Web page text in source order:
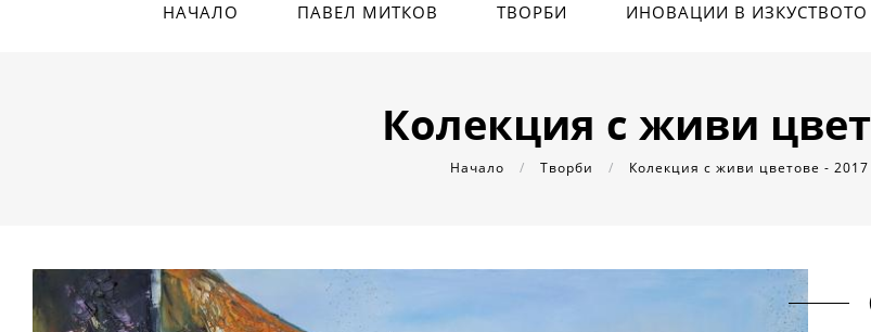
НАЧАЛО ПАВЕЛ МИТКОВ ТВОРБИ ИНОВАЦИИ В ИЗКУСТВОТО
Колекция с живи
Начало / Творби / Колекция с живи цветове - 2017